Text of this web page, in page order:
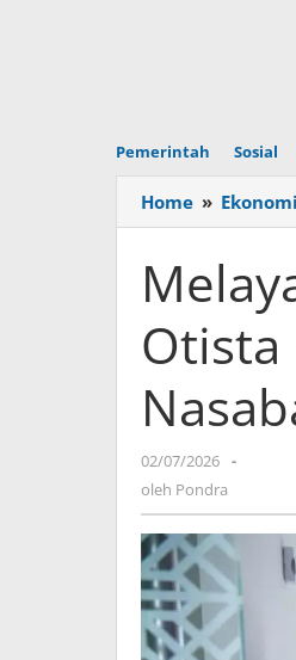
Pemerintah Sosial
Home » Ekonomi
Otista
02/07/2026 oleh
-
oleh Pondra